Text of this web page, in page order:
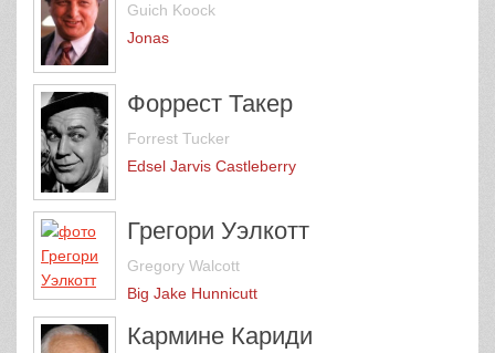
Guich Koock
Jonas
Форрест Такер
Forrest Tucker
Edsel Jarvis Castleberry
Грегори Уэлкотт
Gregory Walcott
Big Jake Hunnicutt
Кармине Кариди